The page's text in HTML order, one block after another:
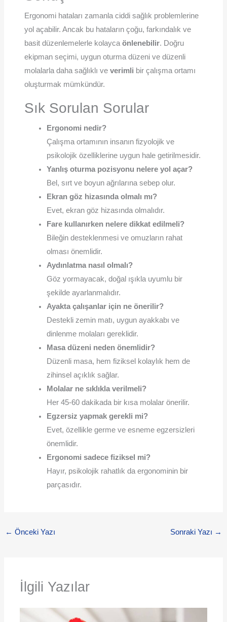
Ergonomi hataları zamanla ciddi sağlık problemlerine
yol açabilir. Ancak bu hataların çoğu, farkındalık ve
basit düzenlemelerle kolayca önlenebilir. Doğru
ekipman seçimi, uygun oturma düzeni ve düzenli
molalarla daha sağlıklı ve verimli bir çalışma ortamı
oluşturmak mümkündür.
Sık Sorulan Sorular
Ergonomi nedir?
Çalışma ortamının insanın fizyolojik ve
psikolojik özelliklerine uygun hale getirilmesidir.
Yanlış oturma pozisyonu nelere yol açar?
Bel, sırt ve boyun ağrılarına sebep olur.
Ekran göz hizasında olmalı mı?
Evet, ekran göz hizasında olmalıdır.
Fare kullanırken nelere dikkat edilmeli?
Bileğin desteklenmesi ve omuzların rahat
olması önemlidir.
Aydınlatma nasıl olmalı?
Göz yormayacak, doğal ışıkla uyumlu bir
şekilde ayarlanmalıdır.
Ayakta çalışanlar için ne önerilir?
Destekli zemin matı, uygun ayakkabı ve
dinlenme molaları gereklidir.
Masa düzeni neden önemlidir?
Düzenli masa, hem fiziksel kolaylık hem de
zihinsel açıklık sağlar.
Molalar ne sıklıkla verilmeli?
Her 45-60 dakikada bir kısa molalar önerilir.
Egzersiz yapmak gerekli mi?
Evet, özellikle germe ve esneme egzersizleri
önemlidir.
Ergonomi sadece fiziksel mi?
Hayır, psikolojik rahatlık da ergonominin bir
parçasıdır.
← Önceki Yazı Sonraki Yazı →
İlgili Yazılar